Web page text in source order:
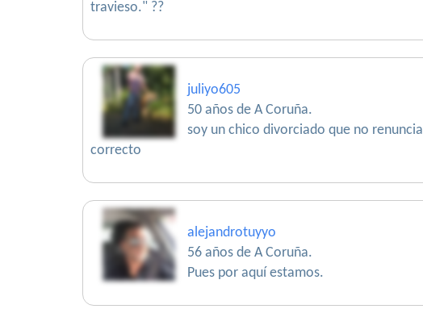
travieso." ??
juliyo605
50 años de A Coruña.
soy un chico divorciado que no
correcto
alejandrotuyyo
56 años de A Coruña.
Pues por aquí estamos.